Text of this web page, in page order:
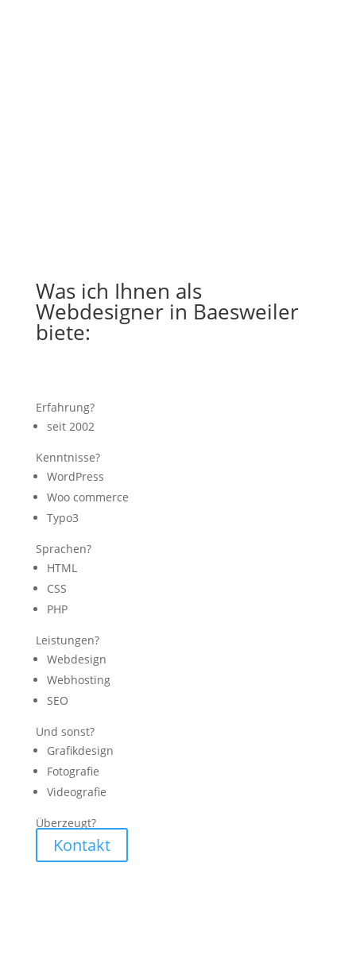
Was ich Ihnen als
Webdesigner in Baesweiler
biete:
Erfahrung?
seit 2002
Kenntnisse?
WordPress
Woo commerce
Typo3
Sprachen?
HTML
CSS
PHP
Leistungen?
Webdesign
Webhosting
SEO
Und sonst?
Grafikdesign
Fotografie
Videografie
Überzeugt?
Kontakt